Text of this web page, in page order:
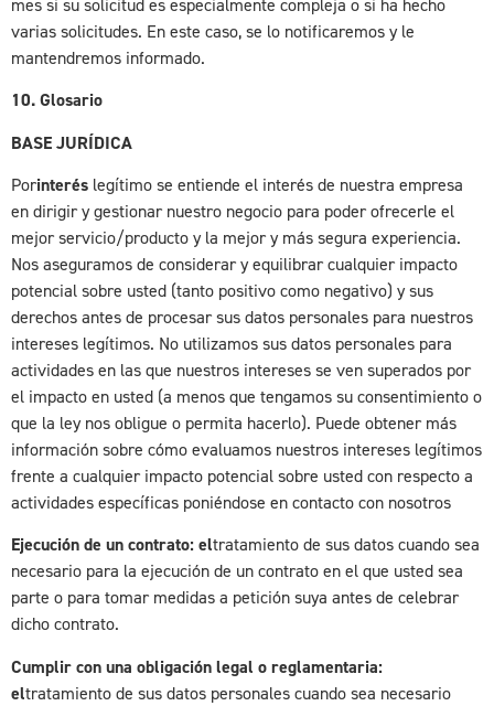
mes si su solicitud es especialmente compleja o si ha hecho
varias solicitudes. En este caso, se lo notificaremos y le
mantendremos informado.
10. Glosario
BASE JURÍDICA
Porinterés legítimo se entiende el interés de nuestra empresa
en dirigir y gestionar nuestro negocio para poder ofrecerle el
mejor servicio/producto y la mejor y más segura experiencia.
Nos aseguramos de considerar y equilibrar cualquier impacto
potencial sobre usted (tanto positivo como negativo) y sus
derechos antes de procesar sus datos personales para nuestros
intereses legítimos. No utilizamos sus datos personales para
actividades en las que nuestros intereses se ven superados por
el impacto en usted (a menos que tengamos su consentimiento o
que la ley nos obligue o permita hacerlo). Puede obtener más
información sobre cómo evaluamos nuestros intereses legítimos
frente a cualquier impacto potencial sobre usted con respecto a
actividades específicas poniéndose en contacto con nosotros
Ejecución de un contrato: eltratamiento de sus datos cuando sea
necesario para la ejecución de un contrato en el que usted sea
parte o para tomar medidas a petición suya antes de celebrar
dicho contrato.
Cumplir con una obligación legal o reglamentaria:
eltratamiento de sus datos personales cuando sea necesario